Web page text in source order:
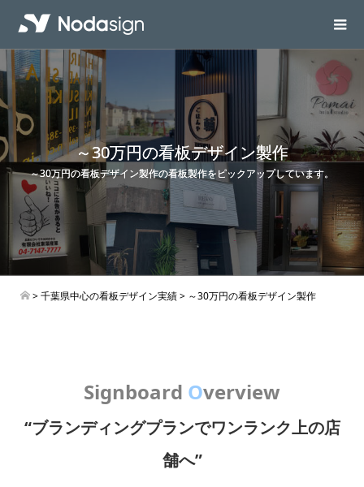
～30万円の看板デザイン製作
～30万円の看板デザイン製作の看板製作をピックアップしています。
>千葉県中心の看板デザイン実績> ～30万円の看板デザイン製作
Signboard Overview
“ブランディングプランでワンランク上の店
舗へ”